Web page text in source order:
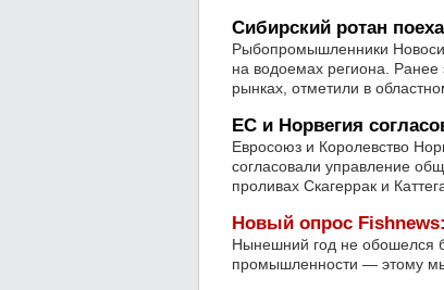
Сибирский ротан
Рыбопромышленники
на водоемах региона.
рынках, отметили в
ЕС и Норвегия
Евросоюз и Королевство
согласовали управление
проливах Скагеррак и
Новый опрос
Нынешний год не обошелся
промышленности — этому